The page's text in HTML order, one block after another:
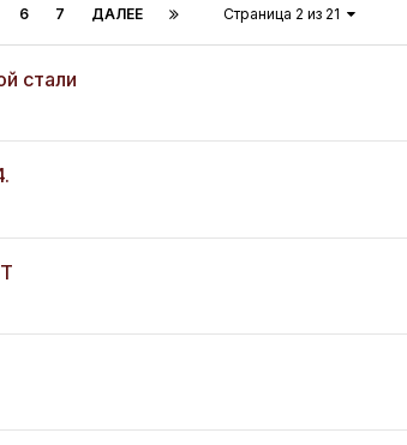
6 7 ДАЛЕЕ Страница 2 из 21
стали